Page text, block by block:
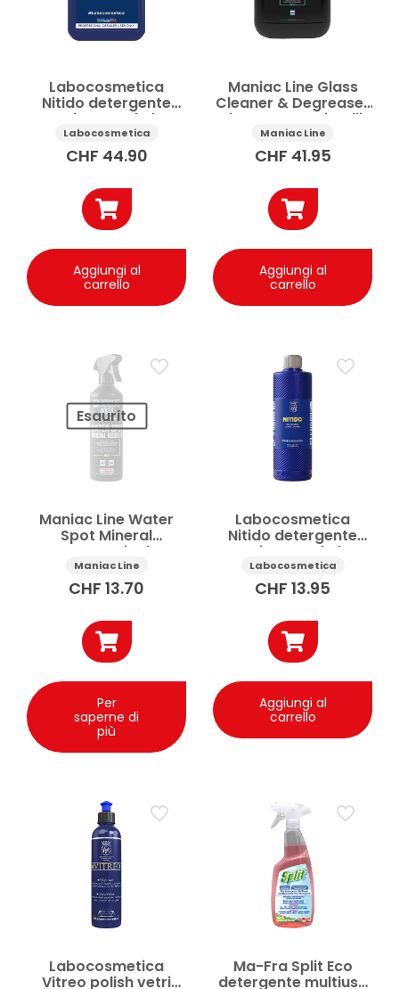
Labocosmetica
Nitido detergente
vetri auto ad alta
trasparenza 4.5 l
Labocosmetica
CHF 44.90
Aggiungi al
carrello
Maniac Line Glass
Cleaner & Degreaser
detergente cristalli
auto 5 l
Maniac Line
CHF 41.95
Aggiungi al
carrello
Esaurito
Maniac Line Water
Spot Mineral
Remover anticalcare
auto 500 ml
Maniac Line
CHF 13.70
Per
saperne di
più
Labocosmetica
Nitido detergente
vetri auto ad alta
trasparenza 500 ml
Labocosmetica
CHF 13.95
Aggiungi al
carrello
Labocosmetica
Vitreo polish vetri
Ma-Fra Split Eco
detergente multiuso